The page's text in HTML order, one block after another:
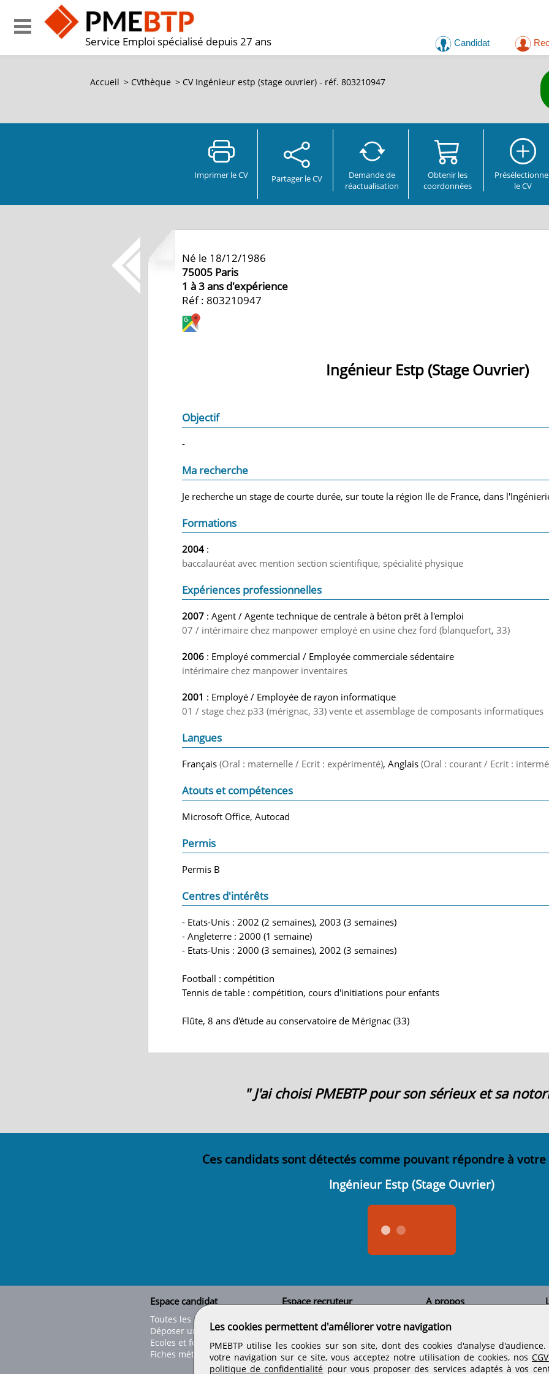
Service Emploi spécialisé depuis 27 ans Candidat
Accueil > CVthèque > CV Ingénieur estp (stage ouvrier) - réf. 803210947
Imprimer le CV Partager le CV
Demande de
réactualisation
Obtenir les
coordonnées
le CV
Né le 18/12/1986
75005 Paris
1 à 3 ans d'expérience
Réf : 803210947
Ingénieur Estp (Stage Ouvrier)
Objectif
-
Ma recherche
Je recherche un stage de courte durée, sur toute la région Ile de France, dans
Formations
2004 :
baccalauréat avec mention section scientifique, spécialité physique
Expériences professionnelles
2007 : Agent / Agente technique de centrale à béton prêt à l'emploi
07 / intérimaire chez manpower employé en usine chez ford (blanquefort, 33)
2006 : Employé commercial / Employée commerciale sédentaire
intérimaire chez manpower inventaires
2001 : Employé / Employée de rayon informatique
01 / stage chez p33 (mérignac, 33) vente et assemblage de composants informatiques
Langues
Français (Oral : maternelle / Ecrit : expérimenté), Anglais (Oral : courant / Ecrit :
Atouts et compétences
Microsoft Office, Autocad
Permis
Permis B
Centres d'intérêts
- Etats-Unis : 2002 (2 semaines), 2003 (3 semaines)
- Angleterre : 2000 (1 semaine)
- Etats-Unis : 2000 (3 semaines), 2002 (3 semaines)
Football : compétition
Tennis de table : compétition, cours d'initiations pour enfants
Flûte, 8 ans d'étude au conservatoire de Mérignac (33)
" J'ai choisi PMEBTP pour son sérieux et sa
Ces candidats sont détectés comme pouvant répondre à
Ingénieur Estp (Stage Ouvrier)
Espace candidat
Toutes les offres
Déposer un CV
Ecoles et formations
Fiches métiers
Espace recruteur
Tous les candidats
Déposer une annonce
Déposer une offre de stage
Nos tarifs
A propos
Contactez-nous
Nos partenaires
Informations légales
Conditions générales
Les cookies permettent d'améliorer votre navigation
PMEBTP utilise les cookies sur son site, dont des cookies d'analyse
votre navigation sur ce site, vous acceptez notre utilisation de cookies, nos
politique de confidentialité pour vous proposer des services adaptés à vos